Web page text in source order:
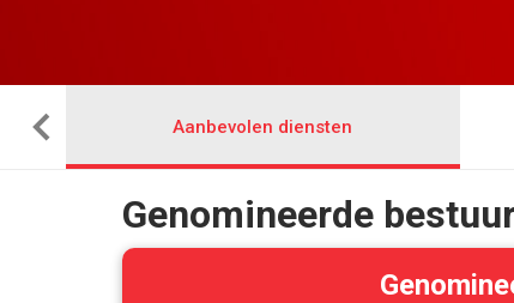
Aanbevolen diensten
Genomineerde